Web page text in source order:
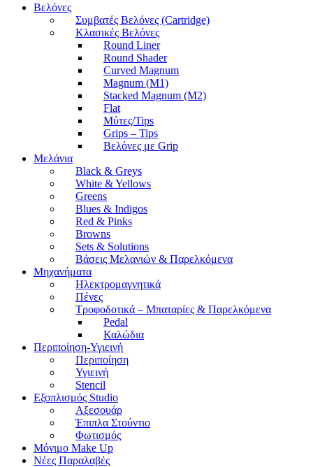
Βελόνες
Συμβατές Βελόνες (Cartridge)
Κλασικές Βελόνες
Round Liner
Round Shader
Curved Magnum
Magnum (M1)
Stacked Magnum (M2)
Flat
Μύτες/Tips
Grips – Tips
Βελόνες με Grip
Μελάνια
Black & Greys
White & Yellows
Greens
Blues & Indigos
Red & Pinks
Browns
Sets & Solutions
Βάσεις Μελανιών & Παρελκόμενα
Μηχανήματα
Ηλεκτρομαγνητικά
Πένες
Τροφοδοτικά – Μπαταρίες & Παρελκόμενα
Pedal
Καλώδια
Περιποίηση-Υγιεινή
Περιποίηση
Υγιεινή
Stencil
Εξοπλισμός Studio
Αξεσουάρ
Έπιπλα Στούντιο
Φωτισμός
Μόνιμο Make Up
Νέες Παραλαβές